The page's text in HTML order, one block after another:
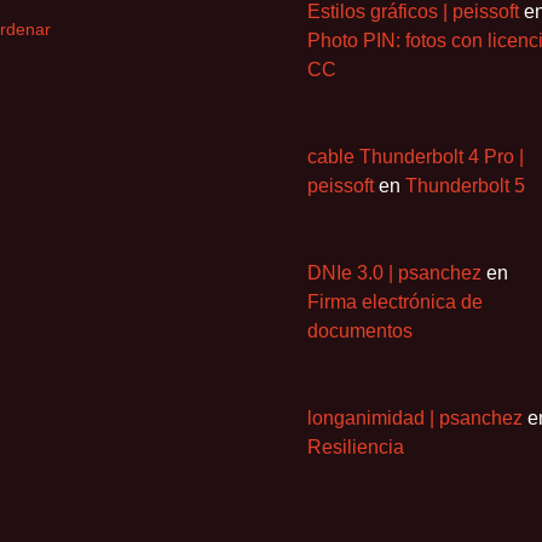
Estilos gráficos | peissoft
Photo PIN: fotos con
CC
cable Thunderbolt 4 Pro |
peissoften Thunderbolt 5
DNIe 3.0 | psanchez en
Firma electrónica de
documentos
longanimidad | psanchez
Resiliencia